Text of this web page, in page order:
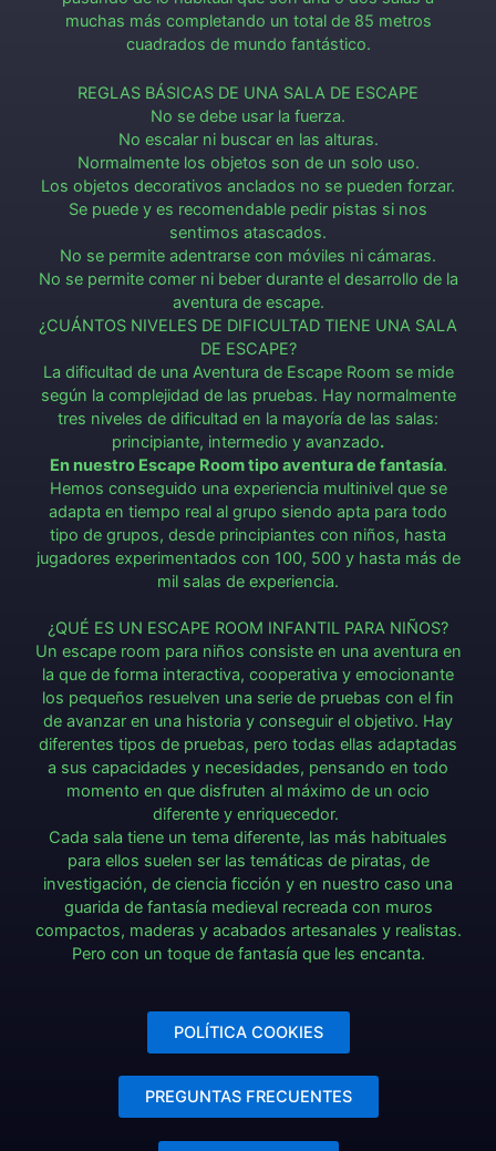
muchas más completando un total de 85 metros
cuadrados de mundo fantástico.
REGLAS BÁSICAS DE UNA SALA DE ESCAPE
No se debe usar la fuerza.
No escalar ni buscar en las alturas.
Normalmente los objetos son de un solo uso.
Los objetos decorativos anclados no se pueden forzar.
Se puede y es recomendable pedir pistas si nos
sentimos atascados.
No se permite adentrarse con móviles ni cámaras.
No se permite comer ni beber durante el desarrollo de la
aventura de escape.
¿CUÁNTOS NIVELES DE DIFICULTAD TIENE UNA SALA
DE ESCAPE?
La dificultad de una Aventura de Escape Room se mide
según la complejidad de las pruebas. Hay normalmente
tres niveles de dificultad en la mayoría de las salas:
principiante, intermedio y avanzado.
En nuestro Escape Room tipo aventura de fantasía.
Hemos conseguido una experiencia multinivel que se
adapta en tiempo real al grupo siendo apta para todo
tipo de grupos, desde principiantes con niños, hasta
jugadores experimentados con 100, 500 y hasta más de
mil salas de experiencia.
¿QUÉ ES UN ESCAPE ROOM INFANTIL PARA NIÑOS?
Un escape room para niños consiste en una aventura en
la que de forma interactiva, cooperativa y emocionante
los pequeños resuelven una serie de pruebas con el fin
de avanzar en una historia y conseguir el objetivo. Hay
diferentes tipos de pruebas, pero todas ellas adaptadas
a sus capacidades y necesidades, pensando en todo
momento en que disfruten al máximo de un ocio
diferente y enriquecedor.
Cada sala tiene un tema diferente, las más habituales
para ellos suelen ser las temáticas de piratas, de
investigación, de ciencia ficción y en nuestro caso una
guarida de fantasía medieval recreada con muros
compactos, maderas y acabados artesanales y realistas.
Pero con un toque de fantasía que les encanta.
POLÍTICA COOKIES
PREGUNTAS FRECUENTES